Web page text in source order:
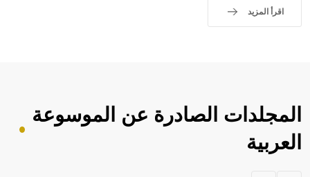
اقرأ المزيد
المجلدات الصادرة عن الموسوعة
العربية